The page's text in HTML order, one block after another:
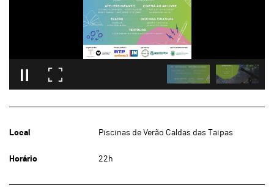
Local Piscinas de Verão Caldas das Taipas
Horário 22h